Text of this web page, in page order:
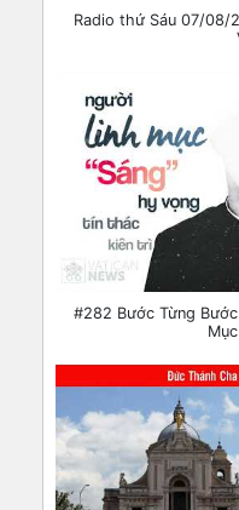
Radio thứ Sáu 07/08/
#282 Bước Từng